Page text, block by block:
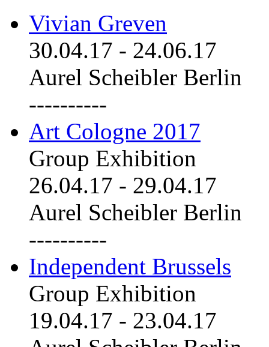
Vivian Greven
30.04.17 - 24.06.17
Aurel Scheibler Berlin
----------
Art Cologne 2017
Group Exhibition
26.04.17 - 29.04.17
Aurel Scheibler Berlin
----------
Independent Brussels
Group Exhibition
19.04.17 - 23.04.17